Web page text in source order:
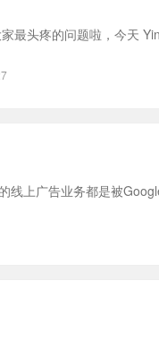
最头疼的问题啦，今天
线上广告业务都是被